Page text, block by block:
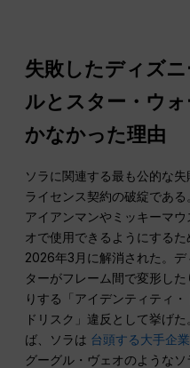
失敗したディズ
ルとスター・ウ
かなかった理由
ソラに関連する最も公的な
ライセンス契約の破綻であ
アイアンマンやミッキーマ
オで使用できるようにする
2026年3月に解消された。
ターがフレーム間で変形し
りする「アイデンティティ
ドリスク」違反として挙げ
ば、ソラは 台頭する大手企
グーグル・ヴェオのような